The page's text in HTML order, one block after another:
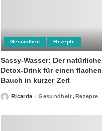
Gesundheit Rezepte
Sassy-Wasser: Der natürliche
Detox-Drink für einen flachen
Bauch in kurzer Zeit
PostedRicarda Gesundheit Rezepte